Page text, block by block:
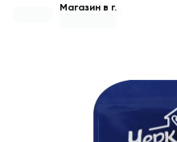
Магазин в г.